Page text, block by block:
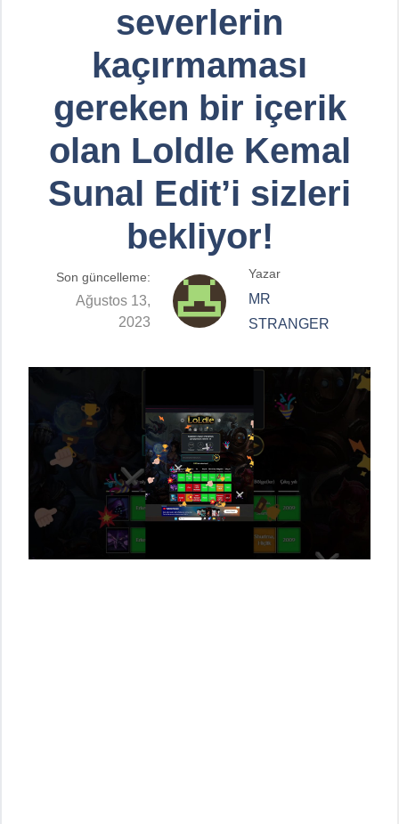
severlerin
kaçırmaması
gereken bir içerik
olan Loldle Kemal
Sunal Edit’i sizleri
bekliyor!
Son güncelleme:
Ağustos 13,
2023
Yazar
MR
STRANGER